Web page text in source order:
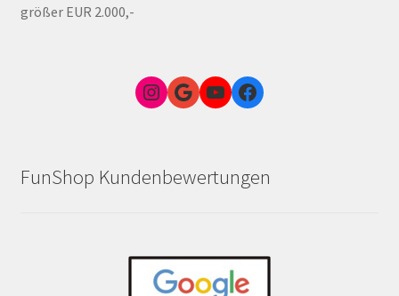
größer EUR 2.000,-
Instagram
Google Link zum FunShop WienYouTubeFacebook
FunShop Kundenbewertungen